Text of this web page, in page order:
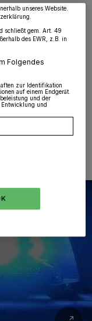
gegen 12.35
Grevenbroicher
zu Fuß in
unseres Website.
schließt gem. Art. 49
des EWR, z.B. in
Folgendes
zur Identifikation
auf einem Endgerät.
und der
und